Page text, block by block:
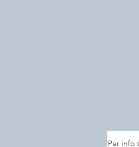
Per info